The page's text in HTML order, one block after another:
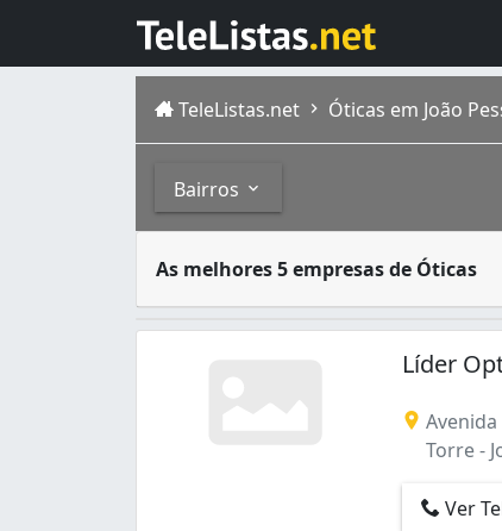
TeleListas.net Óticas em João
Bairros
As melhores 5 empresas de Óticas
João Pessoa é a cidade mais
Líder
Avenida
Torre -
Ver